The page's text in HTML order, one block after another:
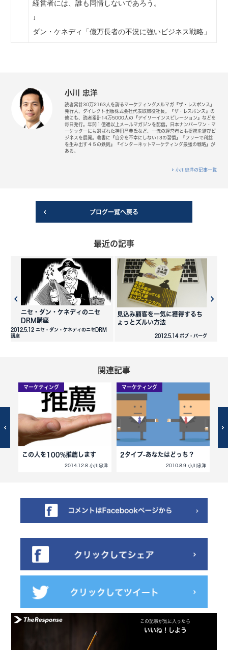
経営者には、誰も同情しないであろう。
↓
ダン・ケネディ「億万長者の不況に強いビジネス戦略」
小川 忠洋
読者累計30万2163人を誇るマーケティングメルマガ『ザ・レスポンス』
発行人、ダイレクト出版株式会社代表取締役社長。『ザ・レスポンス』の
他にも、読者累計14万5000人の『デイリーインスピレーション』などを
毎日発行。年間１億通以上メールマガジンを配信。日本ナンバーワン・マ
ーケッターにも選ばれた神田昌典氏など、一流の経営者とも提携を結びビ
ジネスを展開。著書に『自分を不幸にしない13の習慣』『フリーで利益
を生み出す４５の鉄則』『インターネットマーケティング最強の戦略』が
ある。
小川忠洋の記事一覧
ブログ一覧へ戻る
最近の記事
ニセ・ダン・ケネディのニセ
DRM講座
2012.5.12 ニセ・ダン・ケネディのニセDRM
講座
見込み顧客を一気に獲得するち
ょっとズルい方法
2012.5.14 ボブ・バーグ
関連記事
マーケティング
この人を100%推薦します
2014.12.8 小川忠洋
マーケティング
2タイプ-あなたはどっち？
2010.8.9 小川忠洋
この記事が気に入ったら
いいね！しよう